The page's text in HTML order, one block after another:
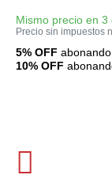
Mismo precio en 3
Precio sin impuestos
5% OFF
10% OFF